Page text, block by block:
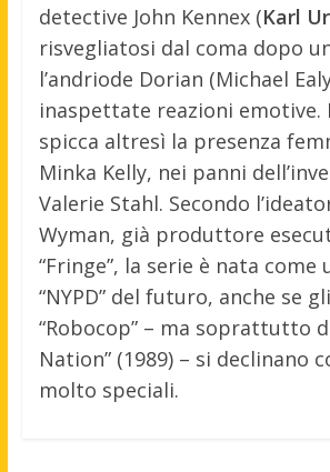
detective John Kennex (Karl
risvegliatosi dal coma dopo
l’andriode Dorian (Michael
inaspettate reazioni emotive.
spicca altresì la presenza
Minka Kelly, nei panni
Valerie Stahl. Secondo
Wyman, già produttore
“Fringe”, la serie è nata come
“NYPD” del futuro, anche se
“Robocop” – ma soprattutto
Nation” (1989) – si declinano
molto speciali.